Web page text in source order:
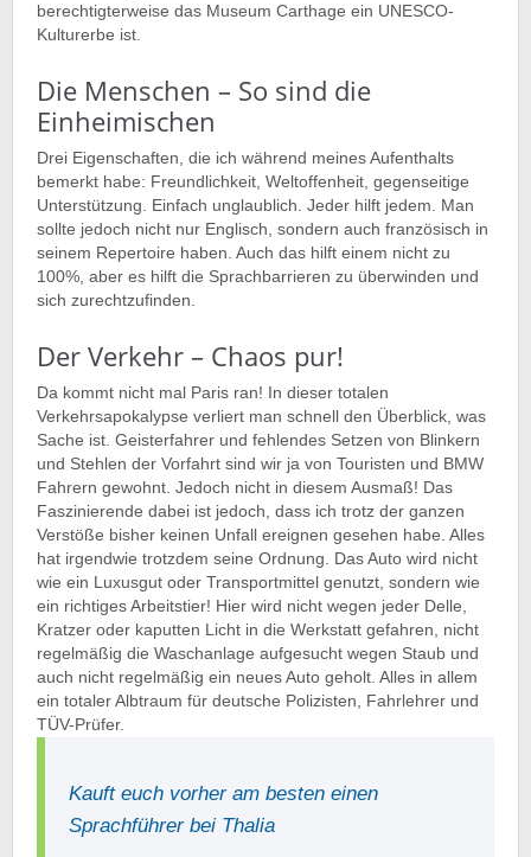
berechtigterweise das Museum Carthage ein UNESCO-
Kulturerbe ist.
Die Menschen – So sind die
Einheimischen
Drei Eigenschaften, die ich während meines Aufenthalts
bemerkt habe: Freundlichkeit, Weltoffenheit, gegenseitige
Unterstützung. Einfach unglaublich. Jeder hilft jedem. Man
sollte jedoch nicht nur Englisch, sondern auch französisch in
seinem Repertoire haben. Auch das hilft einem nicht zu
100%, aber es hilft die Sprachbarrieren zu überwinden und
sich zurechtzufinden.
Der Verkehr – Chaos pur!
Da kommt nicht mal Paris ran! In dieser totalen
Verkehrsapokalypse verliert man schnell den Überblick, was
Sache ist. Geisterfahrer und fehlendes Setzen von Blinkern
und Stehlen der Vorfahrt sind wir ja von Touristen und BMW
Fahrern gewohnt. Jedoch nicht in diesem Ausmaß! Das
Faszinierende dabei ist jedoch, dass ich trotz der ganzen
Verstöße bisher keinen Unfall ereignen gesehen habe. Alles
hat irgendwie trotzdem seine Ordnung. Das Auto wird nicht
wie ein Luxusgut oder Transportmittel genutzt, sondern wie
ein richtiges Arbeitstier! Hier wird nicht wegen jeder Delle,
Kratzer oder kaputten Licht in die Werkstatt gefahren, nicht
regelmäßig die Waschanlage aufgesucht wegen Staub und
auch nicht regelmäßig ein neues Auto geholt. Alles in allem
ein totaler Albtraum für deutsche Polizisten, Fahrlehrer und
TÜV-Prüfer.
Kauft euch vorher am besten einen
Sprachführer bei Thalia